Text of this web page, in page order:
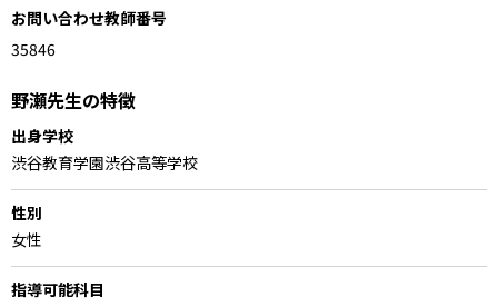
お問い合わせ教師番号
1135846
野瀬先生の特徴
出身学校
渋谷教育学園渋谷高等学校
性別
女性
指導可能科目